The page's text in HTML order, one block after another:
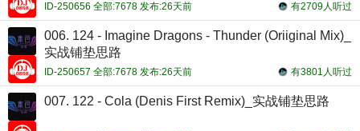
有2709人听过
ID-250656 全部:7678 发布:26天前
006. 124 - Imagine Dragons - Thunder (Oriiginal Mix)_
实战铺垫思路
有3801人听过
ID-250657 全部:7678 发布:26天前
007. 122 - Cola (Denis First Remix)_实战铺垫思路